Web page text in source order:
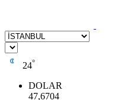
24°
DOLAR
47,6704